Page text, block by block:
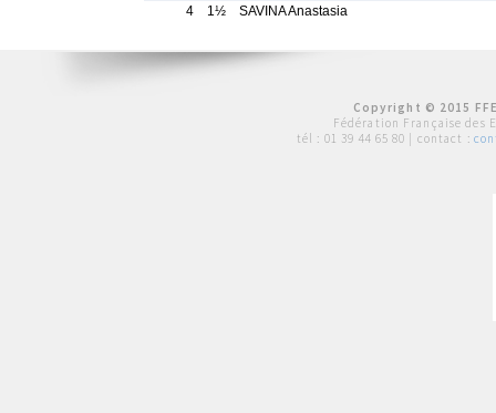
4
1½ SAVINA Anastasia
Copyright © 2015
Fédération Française des
tél : 01 39 44 65 80 | contact :